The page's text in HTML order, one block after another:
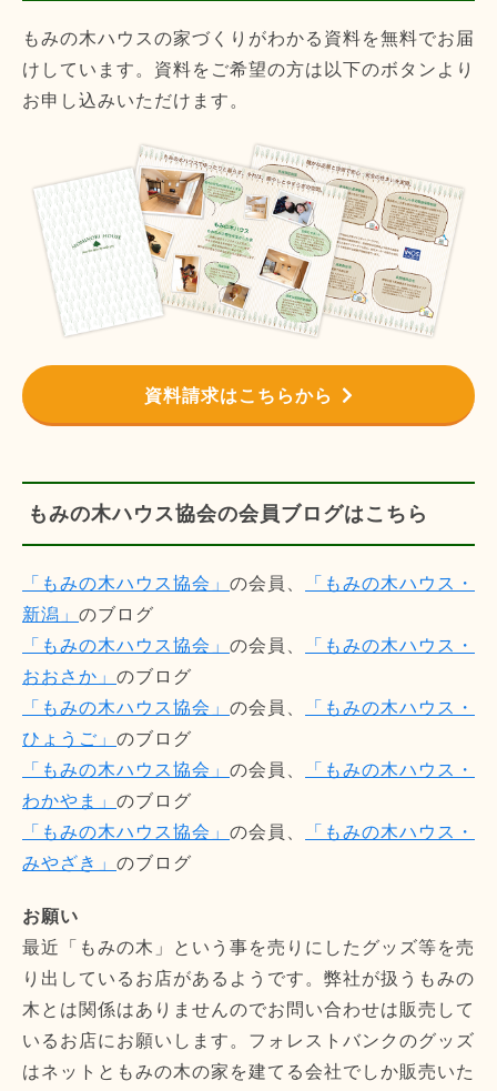
もみの木ハウスの家づくりがわかる資料を無料でお届
けしています。資料をご希望の方は以下のボタンより
お申し込みいただけます。
資料請求はこちらから
もみの木ハウス協会の会員ブログはこちら
「もみの木ハウス協会」 の会員、
「もみの木ハウス・
新潟」 のブログ
「もみの木ハウス協会」 の会員、
「もみの木ハウス・
おおさか」 のブログ
「もみの木ハウス協会」 の会員、
「もみの木ハウス・
ひょうご」 のブログ
「もみの木ハウス協会」 の会員、
「もみの木ハウス・
わかやま」 のブログ
「もみの木ハウス協会」 の会員、
「もみの木ハウス・
みやざき」 のブログ
お願い
最近「もみの木」という事を売りにしたグッズ等を売
り出しているお店があるようです。弊社が扱うもみの
木とは関係はありませんのでお問い合わせは販売して
いるお店にお願いします。フォレストバンクのグッズ
はネットともみの木の家を建てる会社でしか販売いた